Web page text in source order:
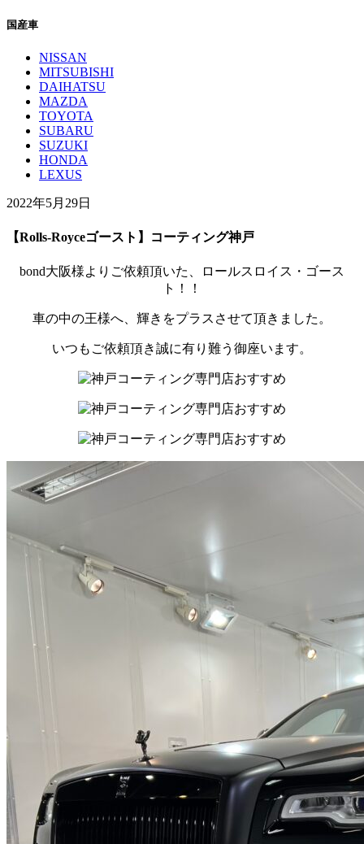
国産車
NISSAN
MITSUBISHI
DAIHATSU
MAZDA
TOYOTA
SUBARU
SUZUKI
HONDA
LEXUS
2022年5月29日
【Rolls-Royceゴースト】コーティング神戸
bond大阪様よりご依頼頂いた、ロールスロイス・ゴース
ト！！
車の中の王様へ、輝きをプラスさせて頂きました。
いつもご依頼頂き誠に有り難う御座います。